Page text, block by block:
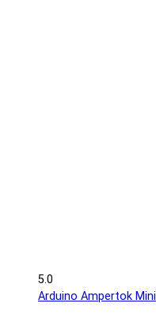
5.0
Arduino Ampertok Mini